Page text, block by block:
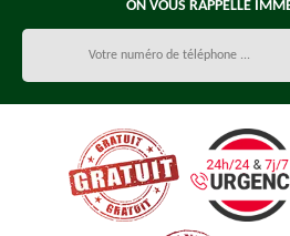
ON VOUS RAPPELLE